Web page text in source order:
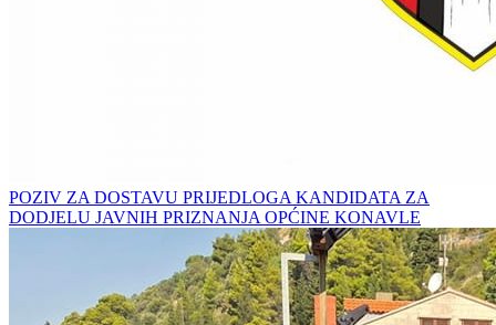
POZIV ZA DOSTAVU PRIJEDLOGA KANDIDATA ZA
DODJELU JAVNIH PRIZNANJA OPĆINE KONAVLE